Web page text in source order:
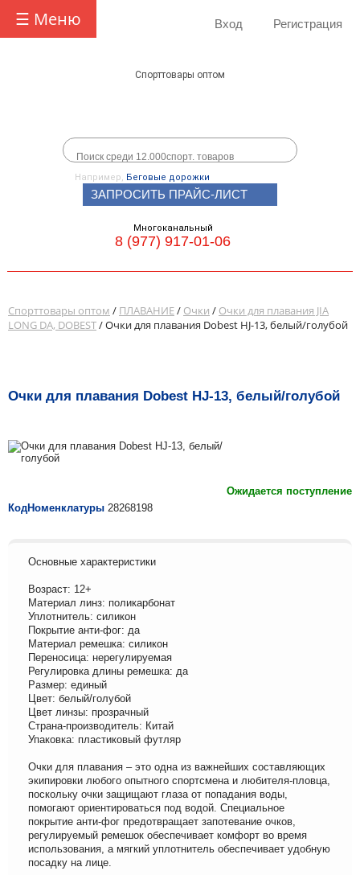
☰ Меню Вход Регистрация
Спорттовары оптом
Например, Беговые дорожки
ЗАПРОСИТЬ ПРАЙС-ЛИСТ
Многоканальный
8 (977) 917-01-06
Спорттовары оптом / ПЛАВАНИЕ/ Очки / Очки для плавания JIA
LONG DA, DOBEST/ Очки для плавания Dobest HJ-13, белый/голубой
Очки для плавания Dobest HJ-13, белый/голубой
Ожидается поступление
КодНоменклатуры 28268198
Основные характеристики
Возраст: 12+
Материал линз: поликарбонат
Уплотнитель: силикон
Покрытие анти-фог: да
Материал ремешка: силикон
Переносица: нерегулируемая
Регулировка длины ремешка: да
Размер: единый
Цвет: белый/голубой
Цвет линзы: прозрачный
Страна-производитель: Китай
Упаковка: пластиковый футляр
Очки для плавания – это одна из важнейших составляющих
экипировки любого опытного спортсмена и любителя-пловца,
поскольку очки защищают глаза от попадания воды,
помогают ориентироваться под водой. Специальное
покрытие анти-фог предотвращает запотевание очков,
регулируемый ремешок обеспечивает комфорт во время
использования, а мягкий уплотнитель обеспечивает удобную
посадку на лице.